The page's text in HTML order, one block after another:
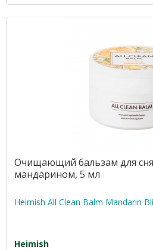
Очищающий бальзам для
мандарином, 5 мл
Heimish All Clean Balm Mandarin
Heimish